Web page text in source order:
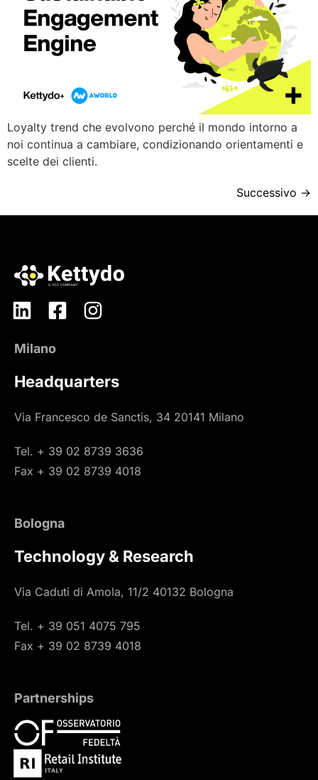
Loyalty trend che evolvono perché il mondo intorno a
noi continua a cambiare, condizionando orientamenti e
scelte dei clienti.
Successivo →
Milano
Headquarters
Via Francesco de Sanctis, 34 20141 Milano
Tel. + 39 02 8739 3636
Fax + 39 02 8739 4018
Bologna
Technology & Research
Via Caduti di Amola, 11/2 40132 Bologna
Tel. + 39 051 4075 795
Fax + 39 02 8739 4018
Partnerships